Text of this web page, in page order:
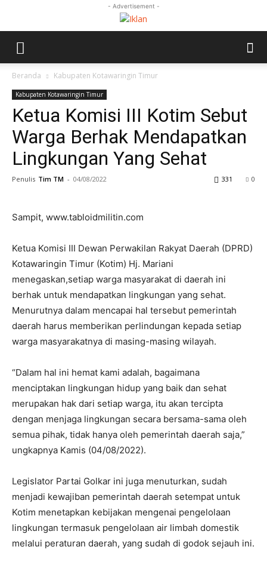
- Advertisement -
Beranda Kabupaten Kotawaringin Timur
Kabupaten Kotawaringin Timur
Ketua Komisi III Kotim Sebut
Warga Berhak Mendapatkan
Lingkungan Yang Sehat
Penulis Tim TM - 04/08/2022 0
331
Sampit, www.tabloidmilitin.com
Ketua Komisi III Dewan Perwakilan Rakyat Daerah (DPRD)
Kotawaringin Timur (Kotim) Hj. Mariani
menegaskan,setiap warga masyarakat di daerah ini
berhak untuk mendapatkan lingkungan yang sehat.
Menurutnya dalam mencapai hal tersebut pemerintah
daerah harus memberikan perlindungan kepada setiap
warga masyarakatnya di masing-masing wilayah.
“Dalam hal ini hemat kami adalah, bagaimana
menciptakan lingkungan hidup yang baik dan sehat
merupakan hak dari setiap warga, itu akan tercipta
dengan menjaga lingkungan secara bersama-sama oleh
semua pihak, tidak hanya oleh pemerintah daerah saja,”
ungkapnya Kamis (04/08/2022).
Legislator Partai Golkar ini juga menuturkan, sudah
menjadi kewajiban pemerintah daerah setempat untuk
Kotim menetapkan kebijakan mengenai pengelolaan
lingkungan termasuk pengelolaan air limbah domestik
melalui peraturan daerah, yang sudah di godok sejauh ini.